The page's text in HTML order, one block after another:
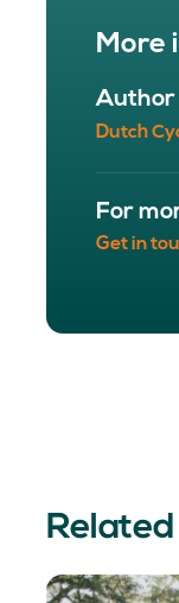
More
Author
Dutch
For
Get in